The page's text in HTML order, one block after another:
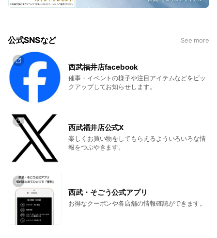
公式SNSなど See more
西武福井店facebook
催事・イベントの様子や注目アイテムなどをピッ
クアップしてお知らせします。
西武福井店公式X
楽しくお買い物をしてもらえるよういろいろな情
報をつぶやきます。
西武・そごう公式アプリ
お得なクーポンや各店舗の情報確認ができます。